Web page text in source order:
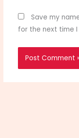
Save my
for the next time